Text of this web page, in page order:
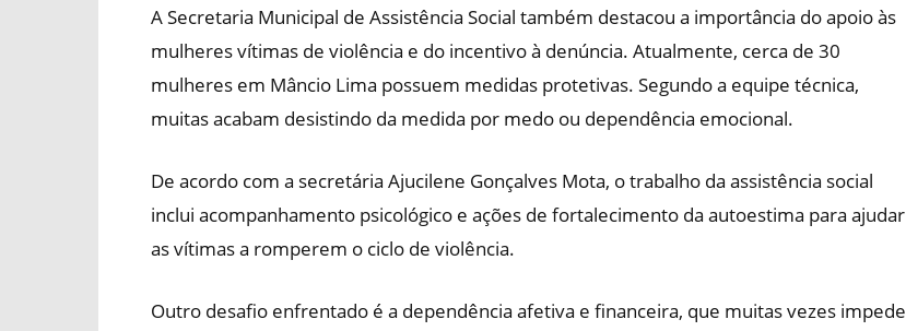
A Secretaria Municipal de Assistência Social também destacou a importância do apoio às
mulheres vítimas de violência e do incentivo à denúncia. Atualmente, cerca de 30
mulheres em Mâncio Lima possuem medidas protetivas. Segundo a equipe técnica,
muitas acabam desistindo da medida por medo ou dependência emocional.
De acordo com a secretária Ajucilene Gonçalves Mota, o trabalho da assistência social
inclui acompanhamento psicológico e ações de fortalecimento da autoestima para ajudar
as vítimas a romperem o ciclo de violência.
Outro desafio enfrentado é a dependência afetiva e financeira, que muitas vezes impede